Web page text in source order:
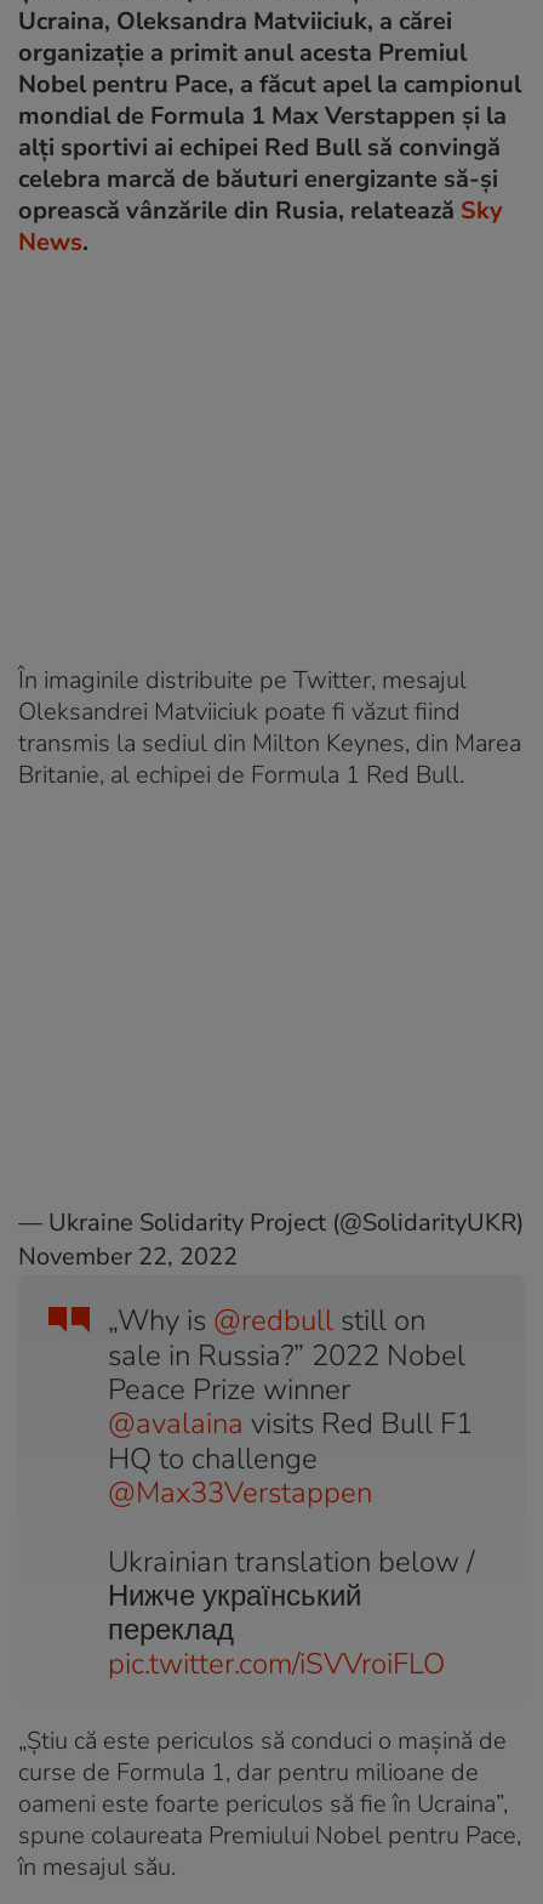
Ucraina, Oleksandra Matviiciuk, a cărei
organizație a primit anul acesta Premiul
Nobel pentru Pace, a făcut apel la campionul
mondial de Formula 1 Max Verstappen și la
alți sportivi ai echipei Red Bull să convingă
celebra marcă de băuturi energizante să-și
oprească vânzările din Rusia, relatează Sky
News.
În imaginile distribuite pe Twitter, mesajul
Oleksandrei Matviiciuk poate fi văzut fiind
transmis la sediul din Milton Keynes, din Marea
Britanie, al echipei de Formula 1 Red Bull.
„Why is @redbull still on
sale in Russia?” 2022 Nobel
Peace Prize winner
@avalaina visits Red Bull F1
HQ to challenge
@Max33Verstappen
Ukrainian translation below /
Нижче український
переклад
pic.twitter.com/iSVVroiFLO
— Ukraine Solidarity Project (@SolidarityUKR)
November 22, 2022
„Știu că este periculos să conduci o mașină de
curse de Formula 1, dar pentru milioane de
oameni este foarte periculos să fie în Ucraina”,
spune colaureata Premiului Nobel pentru Pace,
în mesajul său.